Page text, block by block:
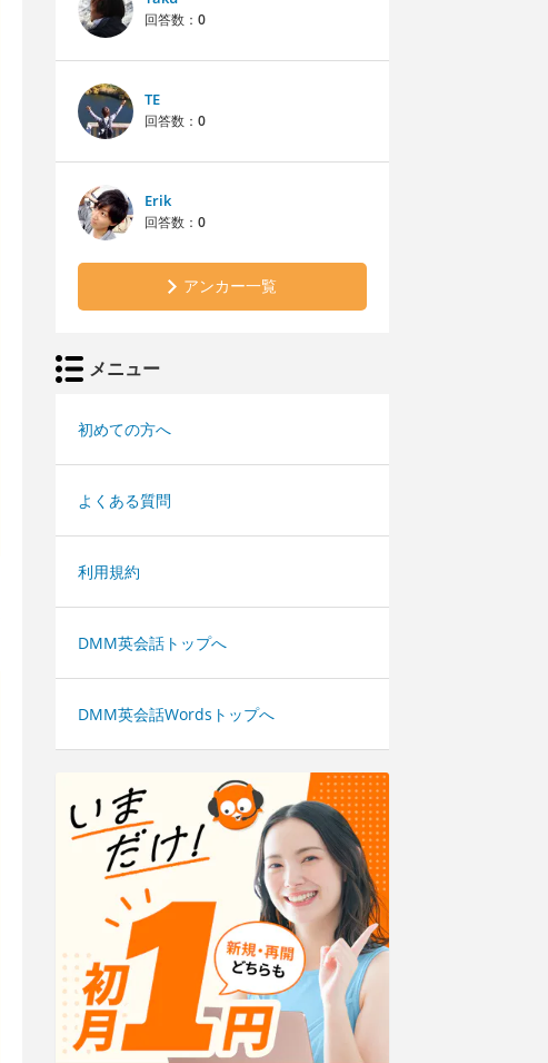
回答数： 0
TE
回答数： 0
Erik
回答数： 0
アンカー一覧
メニュー
初めての方へ
よくある質問
利用規約
DMM英会話トップへ
DMM英会話Wordsトップへ